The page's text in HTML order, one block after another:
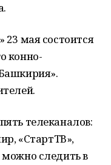
23 мая состоится
конно-
телеканалов:
«СтартТВ»,
можно следить в